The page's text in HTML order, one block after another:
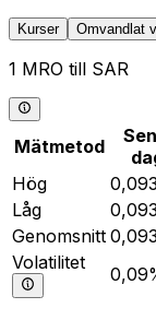
Kurser Omvandlat
1 MRO till SAR
Mätmetod
Hög
Låg
Genomsnitt
Volatilitet